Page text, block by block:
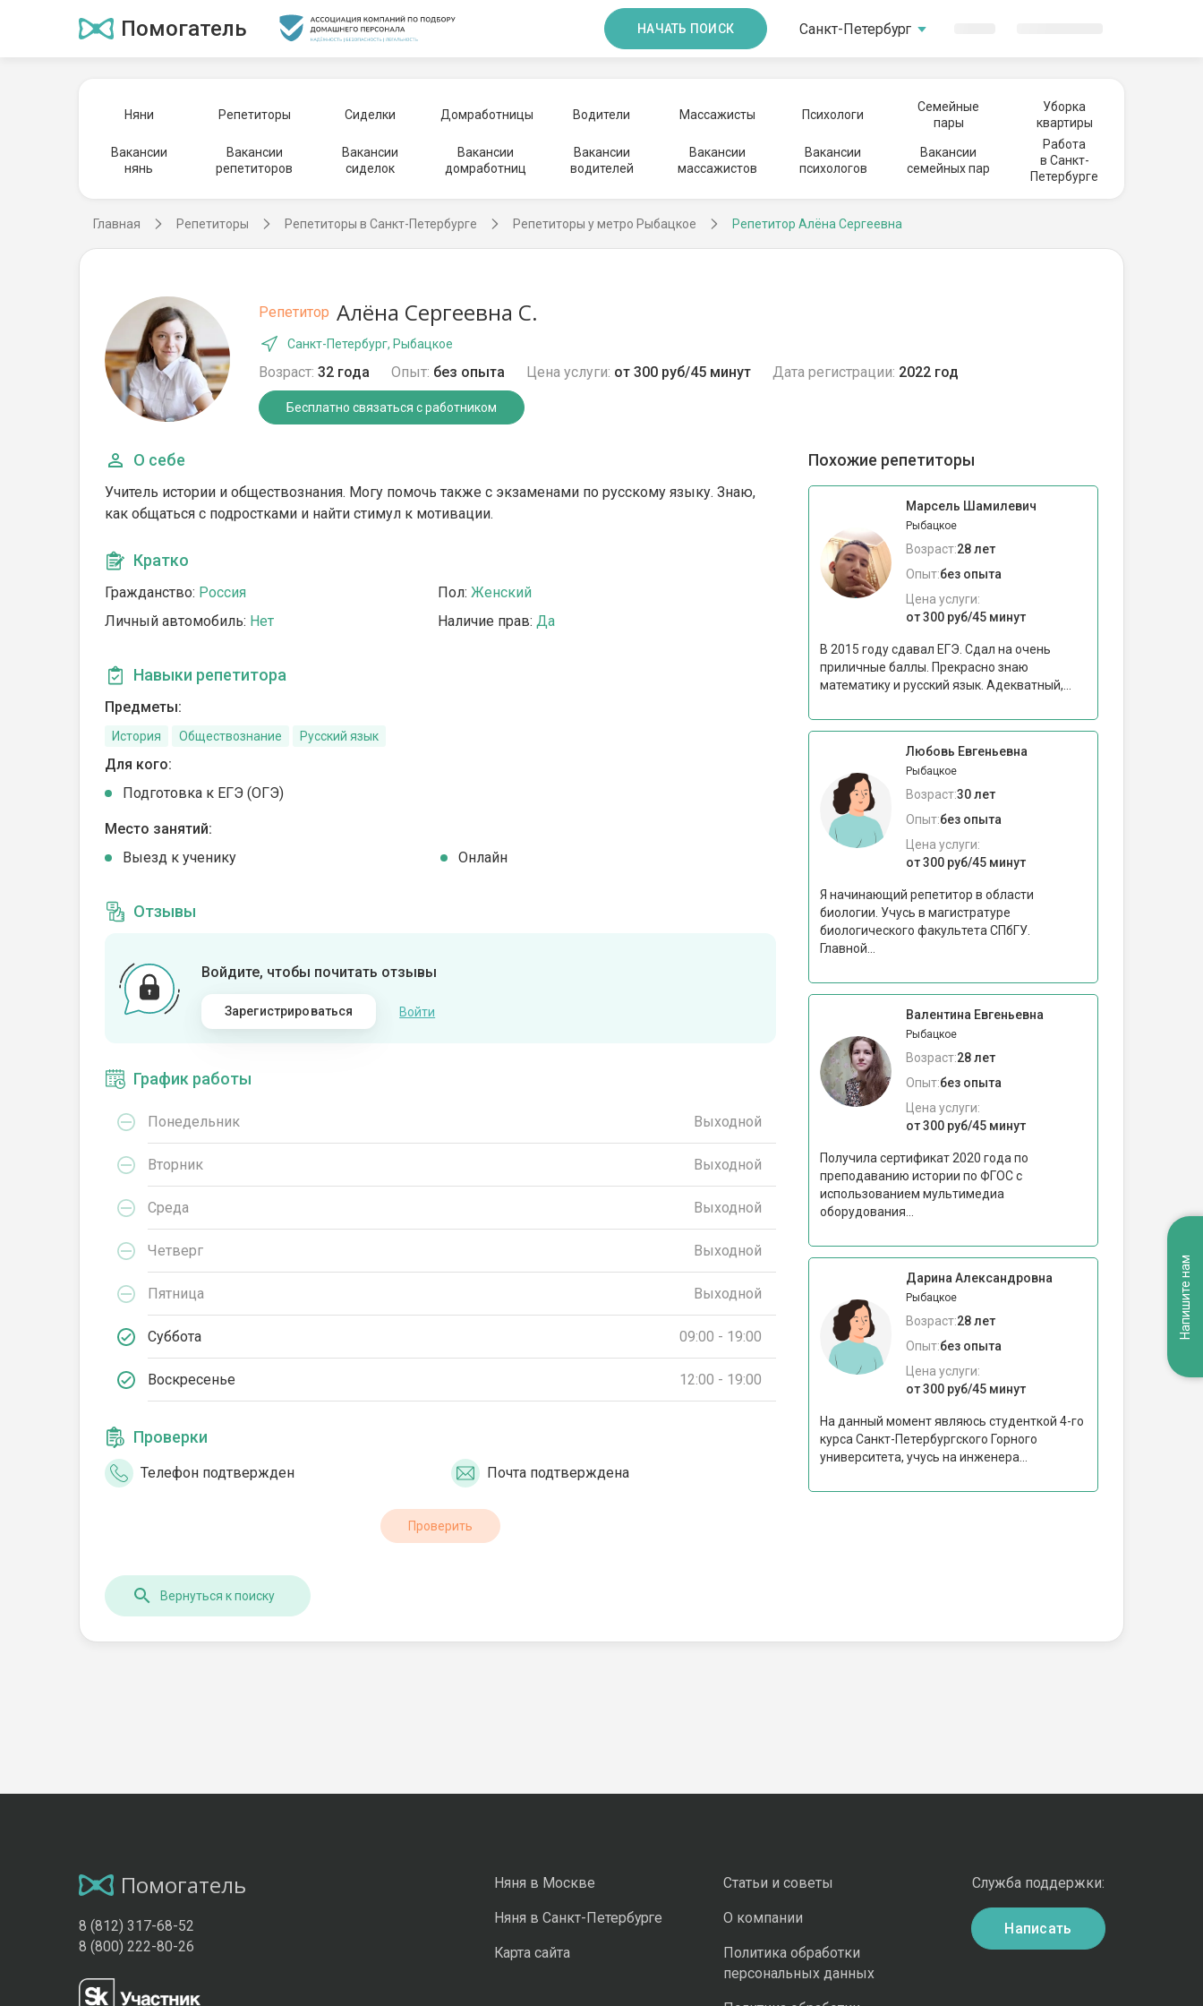
Помогатель НАЧАТЬ ПОИСК Санкт-Петербург
Няни Репетиторы Сиделки Домработницы Водители Массажисты Психологи
Семейные
пары
Уборка
квартиры
Вакансии
нянь
Вакансии
репетиторов
Вакансии
сиделок
Вакансии
домработниц
Вакансии
водителей
Вакансии
массажистов
Вакансии
психологов
Вакансии
семейных пар
Работа
в Санкт-
Петербурге
Главная Репетиторы Репетиторы в Санкт-Петербурге Репетиторы у метро Рыбацкое Репетитор Алёна Сергеевна
Репетитор Алёна Сергеевна С.
Санкт-Петербург, Рыбацкое
Возраст: 32 года Опыт: без опыта Цена услуги: от 300 руб/45 минут Дата регистрации: 2022 год
Бесплатно связаться с работником
О себе
Учитель истории и обществознания. Могу помочь также с экзаменами по русскому языку. Знаю,
как общаться с подростками и найти стимул к мотивации.
Кратко
Гражданство: Россия Пол: Женский
Личный автомобиль: Нет Наличие прав: Да
Навыки репетитора
Предметы:
История Обществознание Русский язык
Для кого:
Подготовка к ЕГЭ (ОГЭ)
Место занятий:
Выезд к ученику
Онлайн
Отзывы
Войдите, чтобы почитать отзывы
Зарегистрироваться Войти
График работы
Понедельник Выходной
Вторник Выходной
Среда Выходной
Четверг Выходной
Пятница Выходной
Суббота 09:00 - 19:00
Воскресенье 12:00 - 19:00
Проверки
Телефон подтвержден Почта подтверждена
Проверить
Похожие репетиторы
Марсель Шамилевич
Рыбацкое
Возраст:28 лет
Опыт:без опыта
Цена услуги:
от 300 руб/45 минут
В 2015 году сдавал ЕГЭ. Сдал на очень
приличные баллы. Прекрасно знаю
математику и русский язык. Адекватный,...
Любовь Евгеньевна
Рыбацкое
Возраст:30 лет
Опыт:без опыта
Цена услуги:
от 300 руб/45 минут
Я начинающий репетитор в области
биологии. Учусь в магистратуре
биологического факультета СПбГУ.
Главной...
Валентина Евгеньевна
Рыбацкое
Возраст:28 лет
Опыт:без опыта
Цена услуги:
от 300 руб/45 минут
Получила сертификат 2020 года по
преподаванию истории по ФГОС с
использованием мультимедиа
оборудования...
Дарина Александровна
Рыбацкое
Возраст:28 лет
Опыт:без опыта
Цена услуги:
от 300 руб/45 минут
На данный момент являюсь студенткой 4-го
курса Санкт-Петербургского Горного
университета, учусь на инженера...
Вернуться к поиску
Помогатель
8 (812) 317-68-52
8 (800) 222-80-26
Няня в Москве
Няня в Санкт-Петербурге
Карта сайта
Статьи и советы
О компании
Политика обработки
персональных данных
Служба поддержки:
Написать
Напишите нам